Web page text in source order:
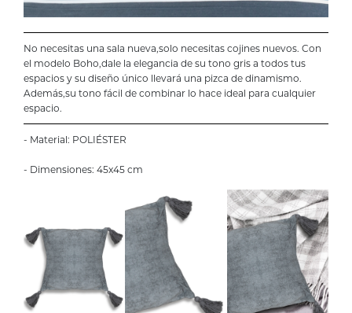
No necesitas una sala nueva,solo necesitas cojines nuevos. Con
el modelo Boho,dale la elegancia de su tono gris a todos tus
espacios y su diseño único llevará una pizca de dinamismo.
Además,su tono fácil de combinar lo hace ideal para cualquier
espacio.
- Material: POLIÉSTER
- Dimensiones: 45x45 cm